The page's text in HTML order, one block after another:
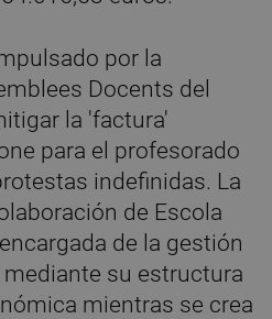
por la
Docents del
la 'factura'
para el profesorado
indefinidas. La
de Escola
de la gestión
su estructura
mientras se crea